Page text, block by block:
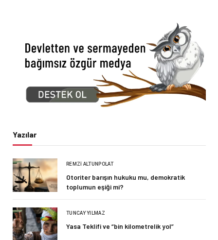
Yazılar
REMZI ALTUNPOLAT
Otoriter barışın hukuku mu, demokratik
toplumun eşiği mi?
TUNCAY YILMAZ
Yasa Teklifi ve “bin kilometrelik yol”